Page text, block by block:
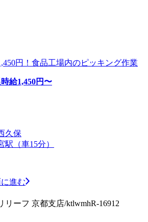
円！食品工場内のピッキング作業
時給1,450円〜
久保
（車15分）
進む
リーフ 京都支店/ktlwmhR-16912